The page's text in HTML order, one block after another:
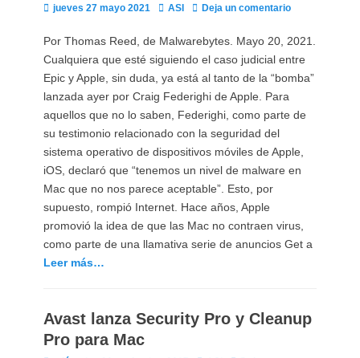
Publicado
jueves 27 mayo 2021 Autor
ASI Deja un comentario
Por Thomas Reed, de Malwarebytes. Mayo 20, 2021.
Cualquiera que esté siguiendo el caso judicial entre
Epic y Apple, sin duda, ya está al tanto de la “bomba”
lanzada ayer por Craig Federighi de Apple. Para
aquellos que no lo saben, Federighi, como parte de
su testimonio relacionado con la seguridad del
sistema operativo de dispositivos móviles de Apple,
iOS, declaró que “tenemos un nivel de malware en
Mac que no nos parece aceptable”. Esto, por
supuesto, rompió Internet. Hace años, Apple
promovió la idea de que las Mac no contraen virus,
como parte de una llamativa serie de anuncios Get a
Leer más…
Avast lanza Security Pro y Cleanup
Pro para Mac